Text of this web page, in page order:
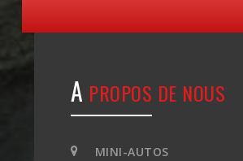
A PROPOS DE NOUS
MINI-AUTOS